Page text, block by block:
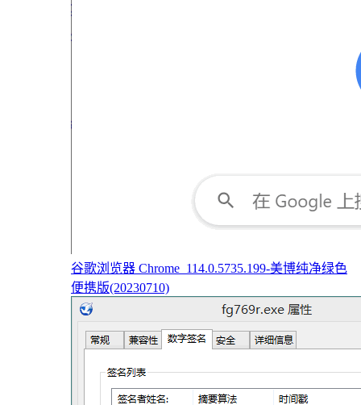
谷歌浏览器 Chrome_114.0.5735.199-美博纯净绿色
便携版(20230710)